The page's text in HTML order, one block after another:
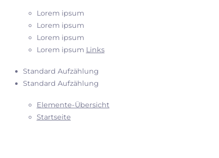
Lorem ipsum
Lorem ipsum
Lorem ipsum
Lorem ipsum Links
Standard Aufzählung
Standard Aufzählung
Elemente-Übersicht
Startseite